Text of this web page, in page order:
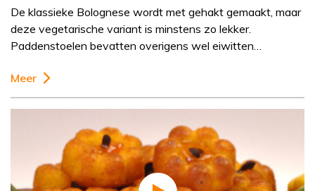
De klassieke Bolognese wordt met gehakt gemaakt, maar
deze vegetarische variant is minstens zo lekker.
Paddenstoelen bevatten overigens wel eiwitten…
Meer